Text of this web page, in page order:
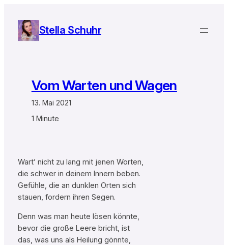
Inhalt
springen
Stella Schuhr
Vom Warten und Wagen
13. Mai 2021
1 Minute
Wart’ nicht zu lang mit jenen Worten,
die schwer in deinem Innern beben.
Gefühle, die an dunklen Orten sich
stauen, fordern ihren Segen.
Denn was man heute lösen könnte,
bevor die große Leere bricht, ist
das, was uns als Heilung gönnte,